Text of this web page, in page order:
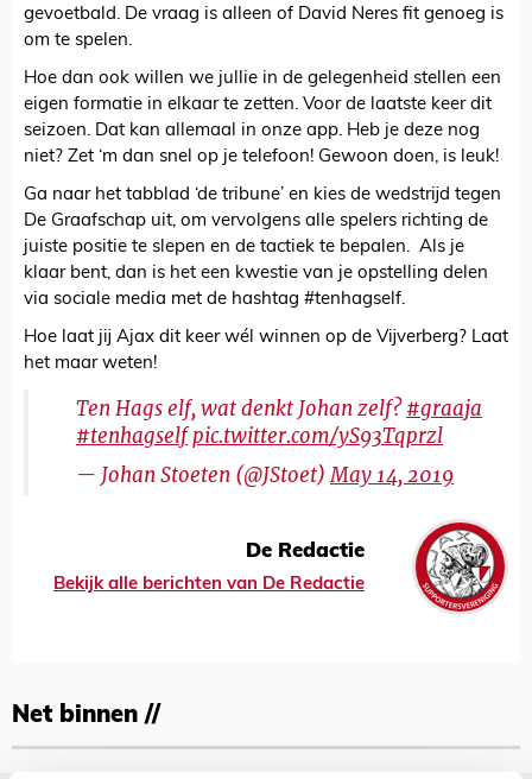
gevoetbald. De vraag is alleen of David Neres fit genoeg is
om te spelen.
Hoe dan ook willen we jullie in de gelegenheid stellen een
eigen formatie in elkaar te zetten. Voor de laatste keer dit
seizoen. Dat kan allemaal in onze app. Heb je deze nog
niet? Zet ‘m dan snel op je telefoon! Gewoon doen, is leuk!
Ga naar het tabblad ‘de tribune’ en kies de wedstrijd tegen
De Graafschap uit, om vervolgens alle spelers richting de
juiste positie te slepen en de tactiek te bepalen. Als je
klaar bent, dan is het een kwestie van je opstelling delen
via sociale media met de hashtag #tenhagself.
Hoe laat jij Ajax dit keer wél winnen op de Vijverberg? Laat
het maar weten!
Ten Hags elf, wat denkt Johan zelf?#graaja
#tenhagself pic.twitter.com/yS93Tqprzl
— Johan Stoeten (@JStoet)May 14, 2019
De Redactie
Bekijk alle berichten van De Redactie
Net binnen //